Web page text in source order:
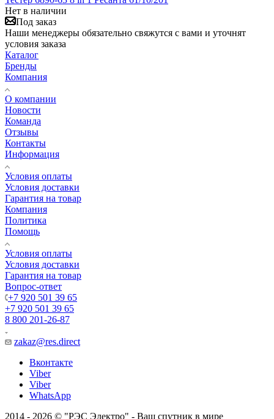
Нет в наличии
Под заказ
Наши менеджеры обязательно свяжутся с вами и уточнят
условия заказа
Каталог
Бренды
Компания
О компании
Новости
Команда
Отзывы
Контакты
Информация
Условия оплаты
Условия доставки
Гарантия на товар
Компания
Политика
Помощь
Условия оплаты
Условия доставки
Гарантия на товар
Вопрос-ответ
+7 920 501 39 65
+7 920 501 39 65
8 800 201-26-87
zakaz@res.direct
Вконтакте
Viber
Viber
WhatsApp
2014 - 2026 © "РЭС Электро" - Ваш спутник в мире